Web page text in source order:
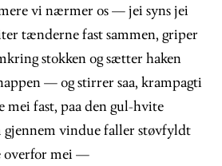
vi nærmer os — jei syns jei
tænderne fast sammen, griper
stokken og sætter haken
— og stirrer saa, krampagti
mei fast, paa den gul-hvite
gjennem vindue faller støvfyldt
overfor mei —